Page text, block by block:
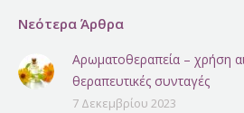
Νεότερα Άρθρα
Αρωματοθεραπεία – χρήση
θεραπευτικές συνταγές
7 Δεκεμβρίου 2023